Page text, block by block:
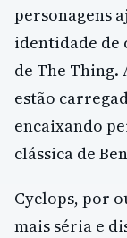
personagens
identidade de
de The Thing.
estão
encaixando
clássica de
Cyclops, por
mais séria e